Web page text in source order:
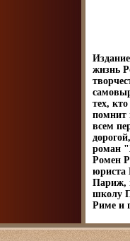
жизнь
тех,
помнит
всем
роман
Ромен
юриста
Париж,
школу
Риме и